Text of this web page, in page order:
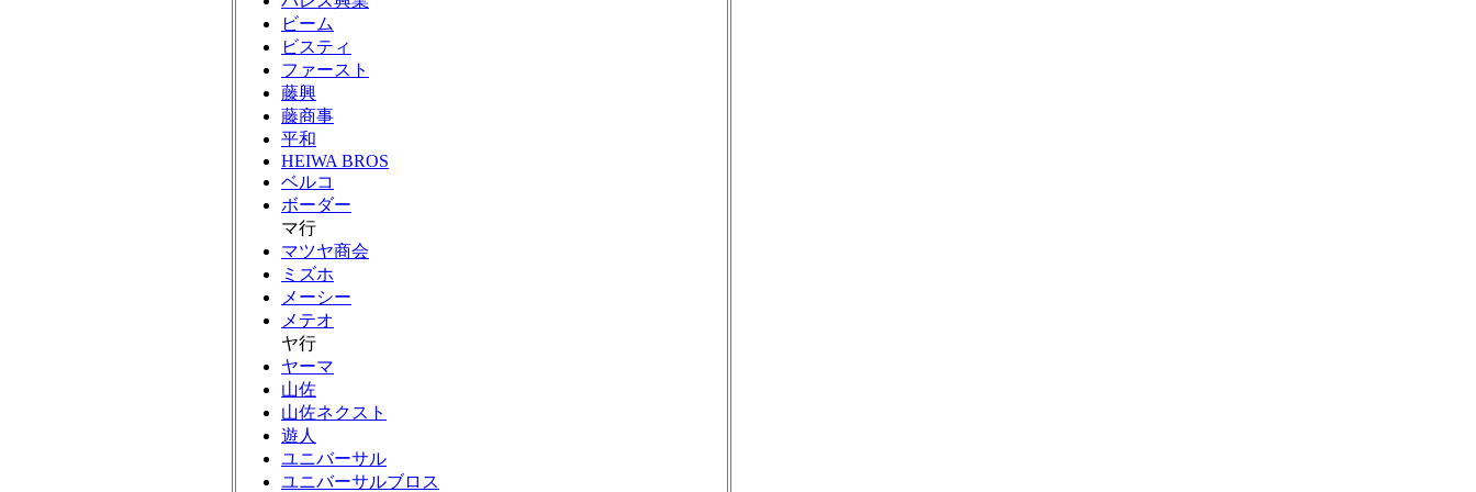
ビーム
ビスティ
ファースト
藤興
藤商事
平和
HEIWA BROS
ベルコ
ボーダー
マ行
マツヤ商会
ミズホ
メーシー
メテオ
ヤ行
ヤーマ
山佐
山佐ネクスト
遊人
ユニバーサル
ユニバーサルブロス